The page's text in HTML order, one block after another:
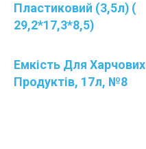
Пластиковий (3,5л) (
29,2*17,3*8,5)
Емкість Для Харчових
Продуктів, 17л, №8